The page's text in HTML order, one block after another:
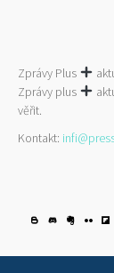
Zprávy Plus
Zprávy plus
věřit.
Kontakt: